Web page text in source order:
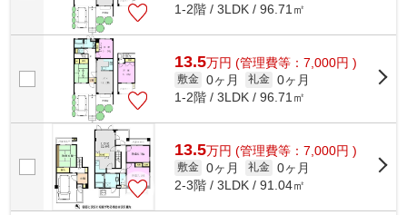
1-2階 / 3LDK / 96.71㎡
13.5万円 (管理費等：7,000円 )
敷金 0ヶ月 礼金 0ヶ月
1-2階 / 3LDK / 96.71㎡
13.5万円 (管理費等：7,000円 )
敷金 0ヶ月 礼金 0ヶ月
2-3階 / 3LDK / 91.04㎡